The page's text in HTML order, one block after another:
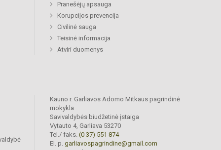
Pranešėjų apsauga
Korupcijos prevencija
Civilinė sauga
Teisinė informacija
Atviri duomenys
Kauno r. Garliavos Adomo Mitkaus pagrindinė
mokykla
Savivaldybės biudžetinė įstaiga
Vytauto 4, Garliava 53270
Tel./ faks. (0 37) 551 874
El. p. garliavospagrindine@gmail.com